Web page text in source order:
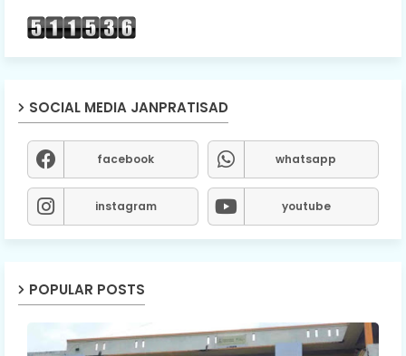
SOCIAL MEDIA JANPRATISAD
facebook whatsapp
instagram youtube
POPULAR POSTS